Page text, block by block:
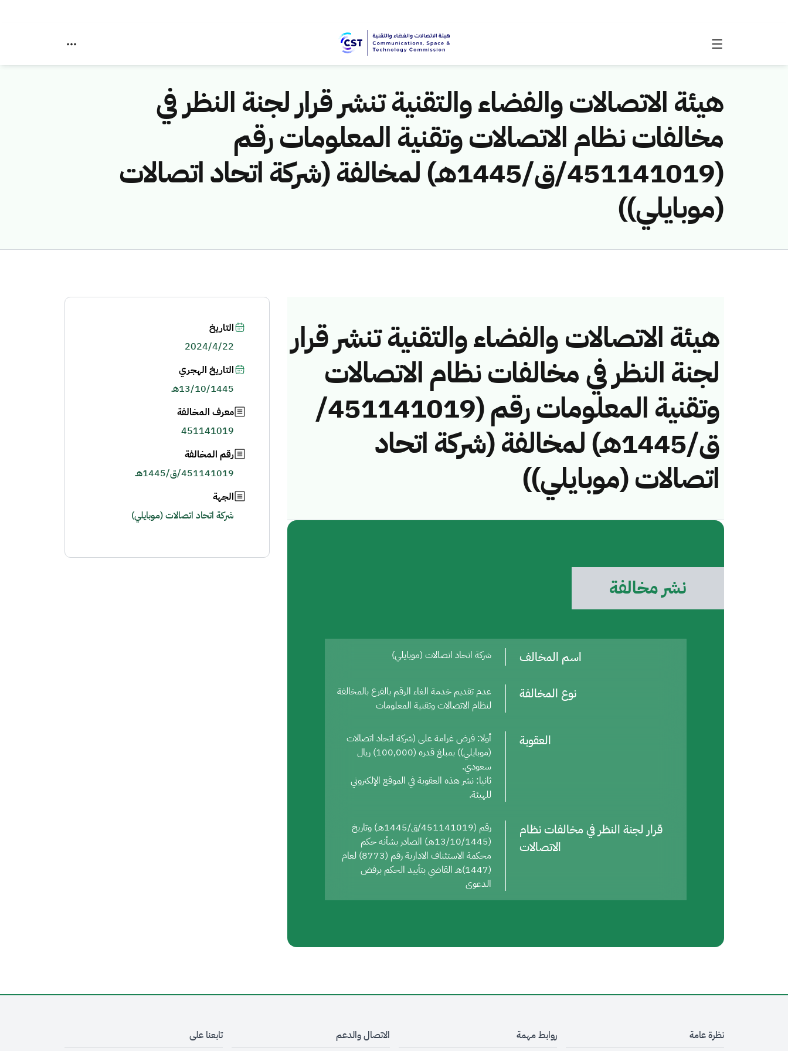
هيئة الاتصالات والفضاء والتقنية تنشر قرار لجنة النظر في
مخالفات نظام الاتصالات وتقنية المعلومات رقم
(451141019/ق/1445هـ) لمخالفة (شركة اتحاد اتصالات
(موبايلي))
هيئة الاتصالات والفضاء والتقنية تنشر قرار
لجنة النظر في مخالفات نظام الاتصالات
وتقنية المعلومات رقم (451141019/
ق/1445هـ) لمخالفة (شركة اتحاد
اتصالات (موبايلي))
نشر مخالفة
اسم المخالف شركة اتحاد اتصالات (موبايلي)
نوع المخالفة
عدم تقديم خدمة الغاء الرقم بالفرع بالمخالفة
لنظام الاتصالات وتقنية المعلومات
العقوبة
أولا: فرض غرامة على (شركة اتحاد اتصالات
(موبايلي)) بمبلغ قدره (100,000) ريال
سعودي.
ثانيا: نشر هذه العقوبة في الموقع الإلكتروني
للهيئة.
قرار لجنة النظر في مخالفات نظام
الاتصالات
رقم (451141019/ق/1445هـ) وتاريخ
(13/10/1445هـ) الصادر بشأنه حكم
محكمة الاستئناف الادارية رقم (8773) لعام
(1447)هـ القاضي بتأييد الحكم برفض
الدعوى
التاريخ
2024/4/22
التاريخ الهجري
13/10/1445هـ
معرف المخالفة
451141019
رقم المخالفة
451141019/ق/1445هـ
الجهة
شركة اتحاد اتصالات (موبايلي)
نظرة عامة روابط مهمة الاتصال والدعم تابعنا على